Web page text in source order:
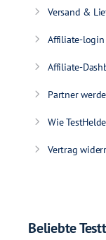
Versand &
Affiliate-login
Affiliate-
Partner
Wie
Vertrag
Beliebte